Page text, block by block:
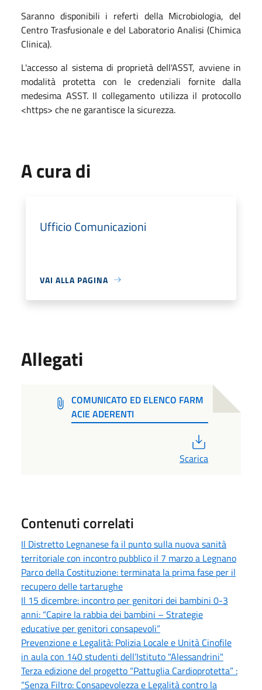
Saranno disponibili i referti della Microbiologia, del
Centro Trasfusionale e del Laboratorio Analisi (Chimica
Clinica).
L'accesso al sistema di proprietà dell'ASST, avviene in
modalità protetta con le credenziali fornite dalla
medesima ASST. Il collegamento utilizza il protocollo
<https> che ne garantisce la sicurezza.
A cura di
Ufficio Comunicazioni
VAI ALLA PAGINA
Allegati
COMUNICATO ED ELENCO FARM
ACIE ADERENTI
Scarica
Contenuti correlati
Il Distretto Legnanese fa il punto sulla nuova sanità
territoriale con incontro pubblico il 7 marzo a Legnano
Parco della Costituzione: terminata la prima fase per il
recupero delle tartarughe
Il 15 dicembre: incontro per genitori dei bambini 0-3
anni: “Capire la rabbia dei bambini – Strategie
educative per genitori consapevoli”
Prevenzione e Legalità: Polizia Locale e Unità Cinofile
in aula con 140 studenti dell’Istituto "Alessandrini"
Terza edizione del progetto “Pattuglia Cardioprotetta” :
“Senza Filtro: Consapevolezza e Legalità contro la